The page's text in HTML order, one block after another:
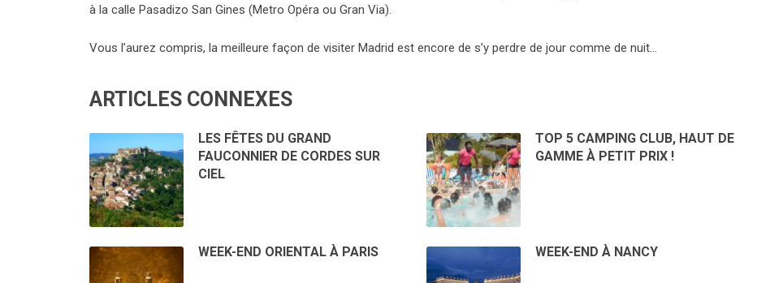
à la calle Pasadizo San Gines (Metro Opéra ou Gran Via).
Vous l’aurez compris, la meilleure façon de visiter Madrid est encore de s’y perdre de jour comme de nuit…
ARTICLES CONNEXES
LES FÊTES DU GRAND
FAUCONNIER DE CORDES SUR
CIEL
TOP 5 CAMPING CLUB, HAUT DE
GAMME À PETIT PRIX !
WEEK-END ORIENTAL À PARIS WEEK-END À NANCY